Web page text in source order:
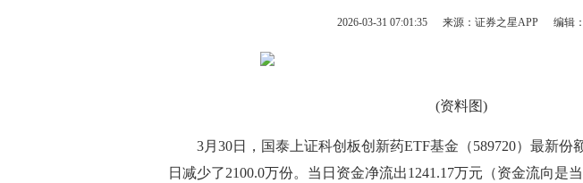
2026-03-31 07:01:35 来源：证券之星APP 编辑：
(资料图)
3月30日，国泰上证科创板创新药ETF基金（589720）最新份
日减少了2100.0万份。当日资金净流出1241.17万元（资金流向是